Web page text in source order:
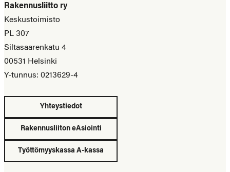
Rakennusliitto ry
Keskustoimisto
PL 307
Siltasaarenkatu 4
00531 Helsinki
Y-tunnus: 0213629-4
Yhteystiedot
Rakennusliiton eAsiointi
Työttömyyskassa A-kassa